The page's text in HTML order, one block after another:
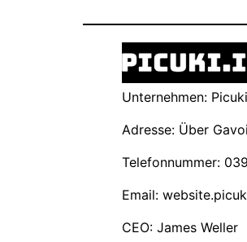
Unternehmen: Picuki
Adresse: Über
Telefonnummer:
Email:
CEO: James Weller